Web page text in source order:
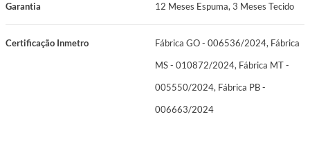
Garantia 12 Meses Espuma, 3 Meses Tecido
Certificação Inmetro
Fábrica GO - 006536/2024, Fábrica
MS - 010872/2024, Fábrica MT -
005550/2024, Fábrica PB -
006663/2024